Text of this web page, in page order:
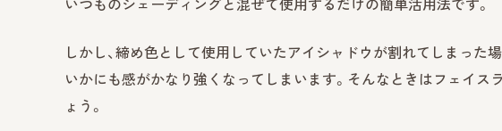
いつものシェーディングと混ぜて使用するだけの簡単活用法です。
しかし、締め色として使用していたアイシャドウが割れてしまった
いかにも感がかなり強くなってしまいます。そんなときはフェイス
ょう。